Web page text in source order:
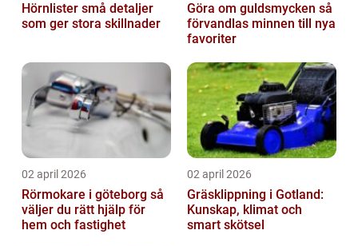
Hörnlister små detaljer
som ger stora skillnader
Göra om guldsmycken så
förvandlas minnen till nya
favoriter
02 april 2026
Rörmokare i göteborg så
väljer du rätt hjälp för
hem och fastighet
02 april 2026
Gräsklippning i Gotland:
Kunskap, klimat och
smart skötsel